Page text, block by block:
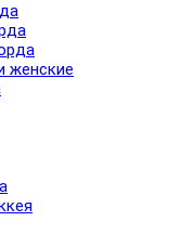
женские